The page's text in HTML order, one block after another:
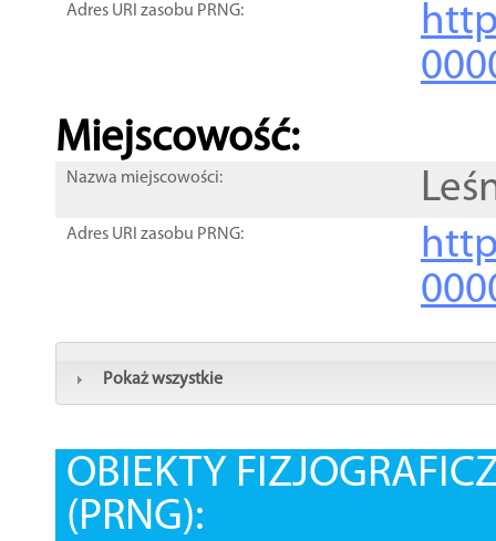
Adres URI zasobu PRNG:
Miejscowość:
Nazwa miejscowości:
Adres URI zasobu PRNG:
Pokaż wszystkie
OBIEKTY
(PRNG):